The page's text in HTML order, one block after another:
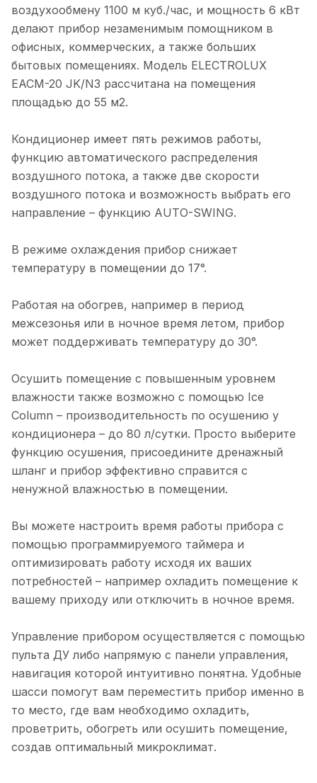
воздухообмену 1100 м куб./час, и мощность 6 кВт
делают прибор незаменимым помощником в
офисных, коммерческих, а также больших
бытовых помещениях. Модель ELECTROLUX
EACM-20 JK/N3 рассчитана на помещения
площадью до 55 м2.
Кондиционер имеет пять режимов работы,
функцию автоматического распределения
воздушного потока, а также две скорости
воздушного потока и возможность выбрать его
направление – функцию AUTO-SWING.
В режиме охлаждения прибор снижает
температуру в помещении до 17°.
Работая на обогрев, например в период
межсезонья или в ночное время летом, прибор
может поддерживать температуру до 30°.
Осушить помещение с повышенным уровнем
влажности также возможно с помощью Ice
Column – производительность по осушению у
кондиционера – до 80 л/сутки. Просто выберите
функцию осушения, присоедините дренажный
шланг и прибор эффективно справится с
ненужной влажностью в помещении.
Вы можете настроить время работы прибора с
помощью программируемого таймера и
оптимизировать работу исходя их ваших
потребностей – например охладить помещение к
вашему приходу или отключить в ночное время.
Управление прибором осуществляется с помощью
пульта ДУ либо напрямую с панели управления,
навигация которой интуитивно понятна. Удобные
шасси помогут вам переместить прибор именно в
то место, где вам необходимо охладить,
проветрить, обогреть или осушить помещение,
создав оптимальный микроклимат.